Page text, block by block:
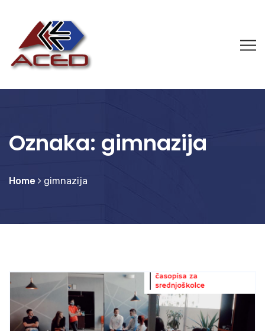
Oznaka: gimnazija
Home gimnazija